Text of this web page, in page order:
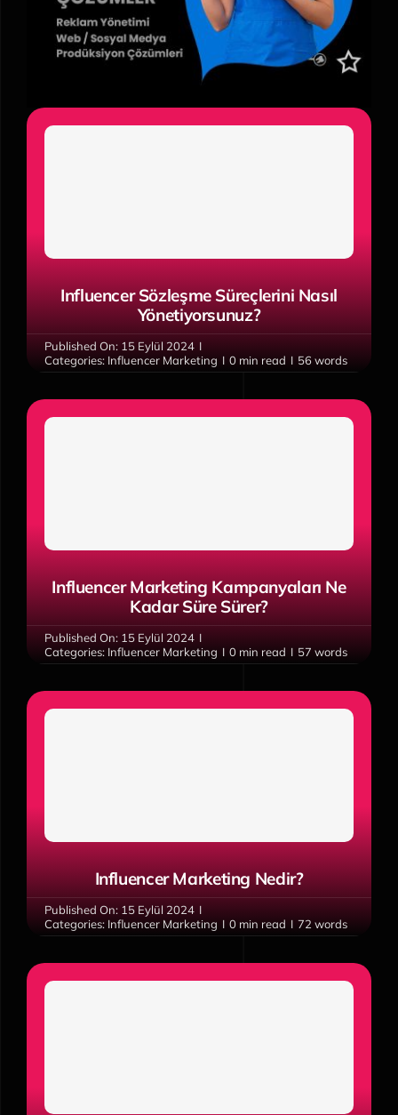
Influencer Sözleşme Süreçlerini Nasıl
Yönetiyorsunuz?
Published On: 15 Eylül 2024 I
Categories: Influencer Marketing I 0 min read I 56 words
Influencer Marketing Kampanyaları Ne
Kadar Süre Sürer?
Published On: 15 Eylül 2024 I
Categories: Influencer Marketing I 0 min read I 57 words
Influencer Marketing Nedir?
Published On: 15 Eylül 2024 I
Categories: Influencer Marketing I 0 min read I 72 words